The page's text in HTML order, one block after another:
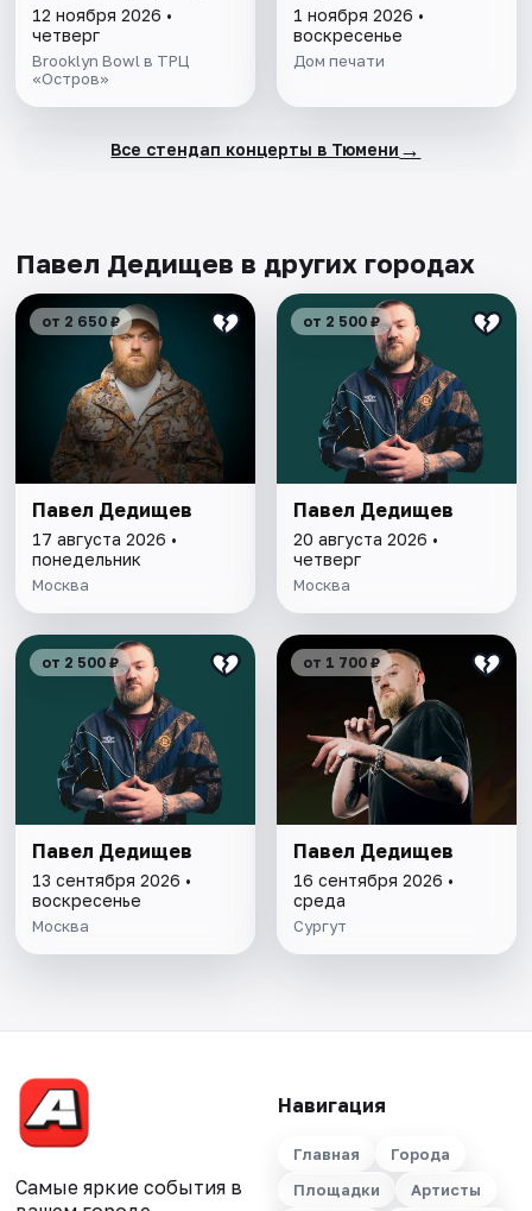
12 ноября 2026 •
четверг
Brooklyn Bowl в ТРЦ
«Остров»
1 ноября 2026 •
воскресенье
Дом печати
Все стендап концерты в Тюмени →
Павел Дедищев в других городах
от 2 650 ₽
Павел Дедищев
17 августа 2026 •
понедельник
Москва
от 2 500 ₽
Павел Дедищев
20 августа 2026 •
четверг
Москва
от 2 500 ₽
Павел Дедищев
13 сентября 2026 •
воскресенье
Москва
от 1 700 ₽
Павел Дедищев
16 сентября 2026 •
среда
Сургут
Самые яркие события в
Навигация
Главная
Города
Площадки
Артисты